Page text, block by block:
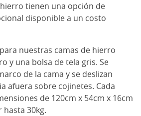
tienen una opción de
disponible a un costo
nuestras camas de hierro
y una bolsa de tela gris. Se
de la cama y se deslizan
afuera sobre cojinetes. Cada
de 120cm x 54cm x 16cm
30kg.